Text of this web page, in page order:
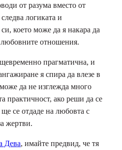
от разума вместо от
логиката и
което може да я накара да
любовните отношения.
прагматична, и
я спира да влезе в
да не изглежда много
практичност, ако реши да се
се отдаде на любовта с
жертви.
Дева, имайте предвид, че тя